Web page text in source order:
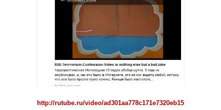
http://rutube.ru/video/ad301aa778c171e7320eb15